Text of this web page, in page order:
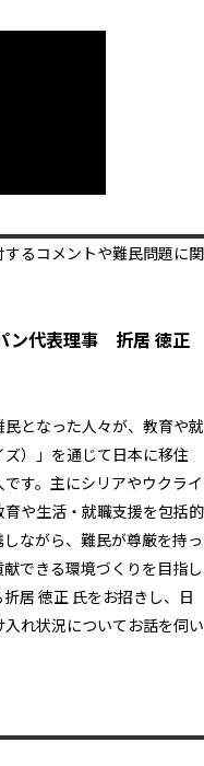
るコメントや難民問題に関
ン代表理事 折居 徳正
となった人々が、教育や就
）」を通じて日本に移住
す。主にシリアやウクライ
や生活・就職支援を包括的
ながら、難民が尊厳を持っ
できる環境づくりを目指し
居 徳正 氏をお招きし、日
れ状況についてお話を伺い